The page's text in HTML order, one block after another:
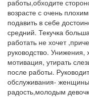
работы,обходите
возрасте с очень
подавить в себе
средний. Текучка
работать не хочет
руководство.
мотивация, утирать
после работы.
обслуживания-
радость,молодым